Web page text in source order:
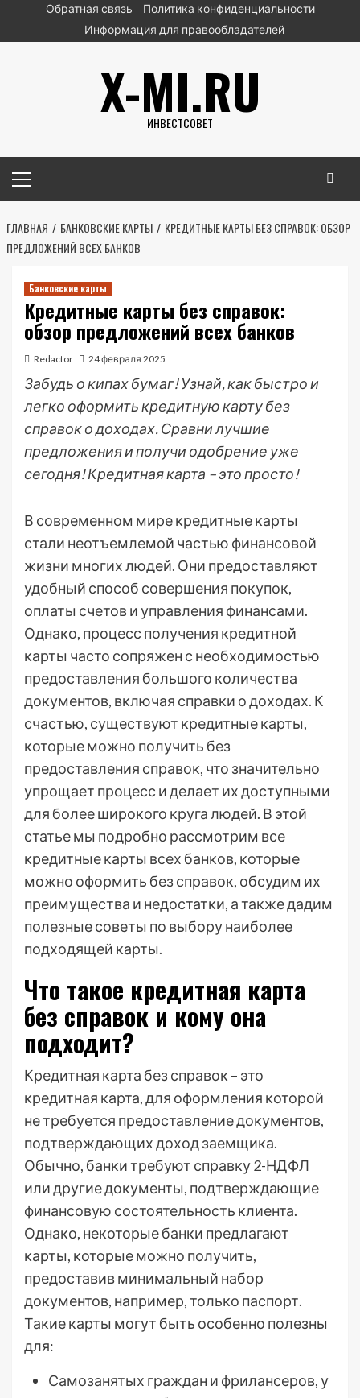
ПерейтиОбратная связь
Политика конфиденциальности
Информация для правообладателей
X-MI.RU
ИНВЕСТСОВЕТ
меню
ГЛАВНАЯ БАНКОВСКИЕ КАРТЫ
КРЕДИТНЫЕ КАРТЫ БЕЗ СПРАВОК: ОБЗОР
ПРЕДЛОЖЕНИЙ ВСЕХ БАНКОВ
Банковские карты
Кредитные карты без справок:
обзор предложений всех банков
Redactor 24 февраля 2025
Забудь о кипах бумаг! Узнай, как быстро и
легко оформить кредитную карту без
справок о доходах. Сравни лучшие
предложения и получи одобрение уже
сегодня! Кредитная карта – это просто!
В современном мире кредитные карты
стали неотъемлемой частью финансовой
жизни многих людей. Они предоставляют
удобный способ совершения покупок,
оплаты счетов и управления финансами.
Однако, процесс получения кредитной
карты часто сопряжен с необходимостью
предоставления большого количества
документов, включая справки о доходах. К
счастью, существуют кредитные карты,
которые можно получить без
предоставления справок, что значительно
упрощает процесс и делает их доступными
для более широкого круга людей. В этой
статье мы подробно рассмотрим все
кредитные карты всех банков, которые
можно оформить без справок, обсудим их
преимущества и недостатки, а также дадим
полезные советы по выбору наиболее
подходящей карты.
Что такое кредитная карта
без справок и кому она
подходит?
Кредитная карта без справок – это
кредитная карта, для оформления которой
не требуется предоставление документов,
подтверждающих доход заемщика.
Обычно, банки требуют справку 2-НДФЛ
или другие документы, подтверждающие
финансовую состоятельность клиента.
Однако, некоторые банки предлагают
карты, которые можно получить,
предоставив минимальный набор
документов, например, только паспорт.
Такие карты могут быть особенно полезны
для:
Самозанятых граждан и фрилансеров, у